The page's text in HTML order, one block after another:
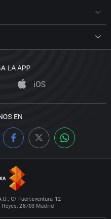
LA APP
iOS
EN
C/ Fuerteventura 12
28703 Madrid